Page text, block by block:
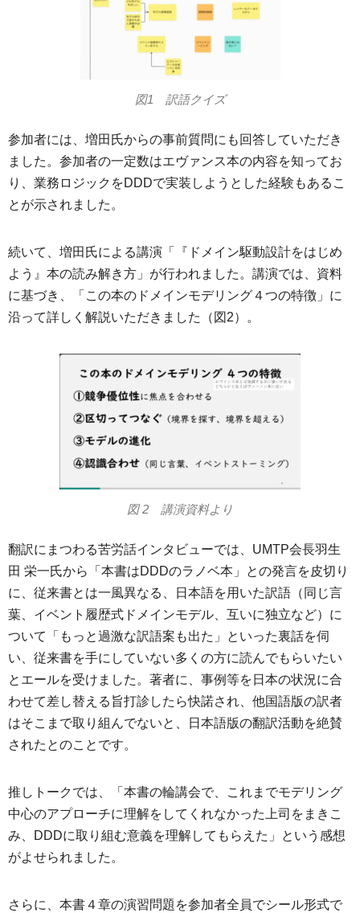
図1 訳語クイズ
参加者には、増田氏からの事前質問にも回答していただき
ました。参加者の一定数はエヴァンス本の内容を知ってお
り、業務ロジックをDDDで実装しようとした経験もあるこ
とが示されました。
続いて、増田氏による講演「『ドメイン駆動設計をはじめ
よう』本の読み解き方」が行われました。講演では、資料
に基づき、「この本のドメインモデリング４つの特徴」に
沿って詳しく解説いただきました（図2）。
図 2 講演資料より
翻訳にまつわる苦労話インタビューでは、UMTP会長羽生
田 栄一氏から「本書はDDDのラノベ本」との発言を皮切り
に、従来書とは一風異なる、日本語を用いた訳語（同じ言
葉、イベント履歴式ドメインモデル、互いに独立など）に
ついて「もっと過激な訳語案も出た」といった裏話を伺
い、従来書を手にしていない多くの方に読んでもらいたい
とエールを受けました。著者に、事例等を日本の状況に合
わせて差し替える旨打診したら快諾され、他国語版の訳者
はそこまで取り組んでないと、日本語版の翻訳活動を絶賛
されたとのことです。
推しトークでは、「本書の輪講会で、これまでモデリング
中心のアプローチに理解をしてくれなかった上司をまきこ
み、DDDに取り組む意義を理解してもらえた」という感想
がよせられました。
さらに、本書４章の演習問題を参加者全員でシール形式で